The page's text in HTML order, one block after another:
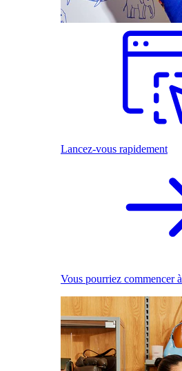
Lancez-vous rapidement
Vous pourriez commencer